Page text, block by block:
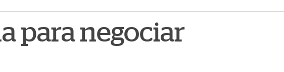
para negociar